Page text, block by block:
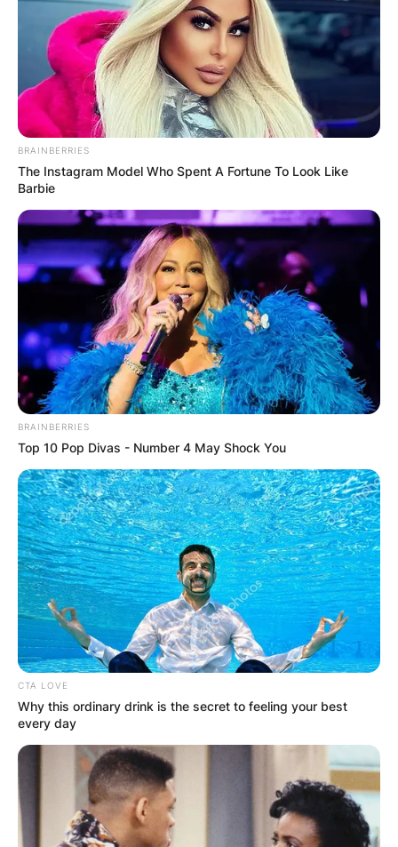
BRAINBERRIES
The Instagram Model Who Spent A Fortune To Look Like
Barbie
BRAINBERRIES
Top 10 Pop Divas - Number 4 May Shock You
CTA LOVE
Why this ordinary drink is the secret to feeling your best
every day